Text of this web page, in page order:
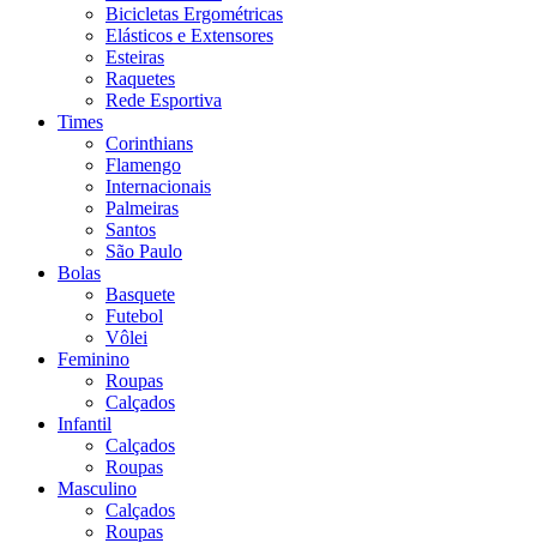
Bicicletas Ergométricas
Elásticos e Extensores
Esteiras
Raquetes
Rede Esportiva
Times
Corinthians
Flamengo
Internacionais
Palmeiras
Santos
São Paulo
Bolas
Basquete
Futebol
Vôlei
Feminino
Roupas
Calçados
Infantil
Calçados
Roupas
Masculino
Calçados
Roupas